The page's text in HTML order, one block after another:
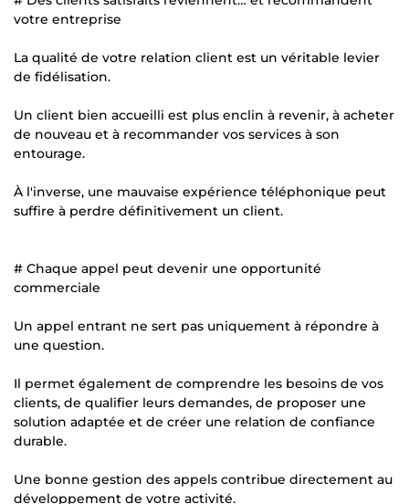
votre entreprise
La qualité de votre relation client est un véritable levier
de fidélisation.
Un client bien accueilli est plus enclin à revenir, à acheter
de nouveau et à recommander vos services à son
entourage.
À l'inverse, une mauvaise expérience téléphonique peut
suffire à perdre définitivement un client.
# Chaque appel peut devenir une opportunité
commerciale
Un appel entrant ne sert pas uniquement à répondre à
une question.
Il permet également de comprendre les besoins de vos
clients, de qualifier leurs demandes, de proposer une
solution adaptée et de créer une relation de confiance
durable.
Une bonne gestion des appels contribue directement au
développement de votre activité.